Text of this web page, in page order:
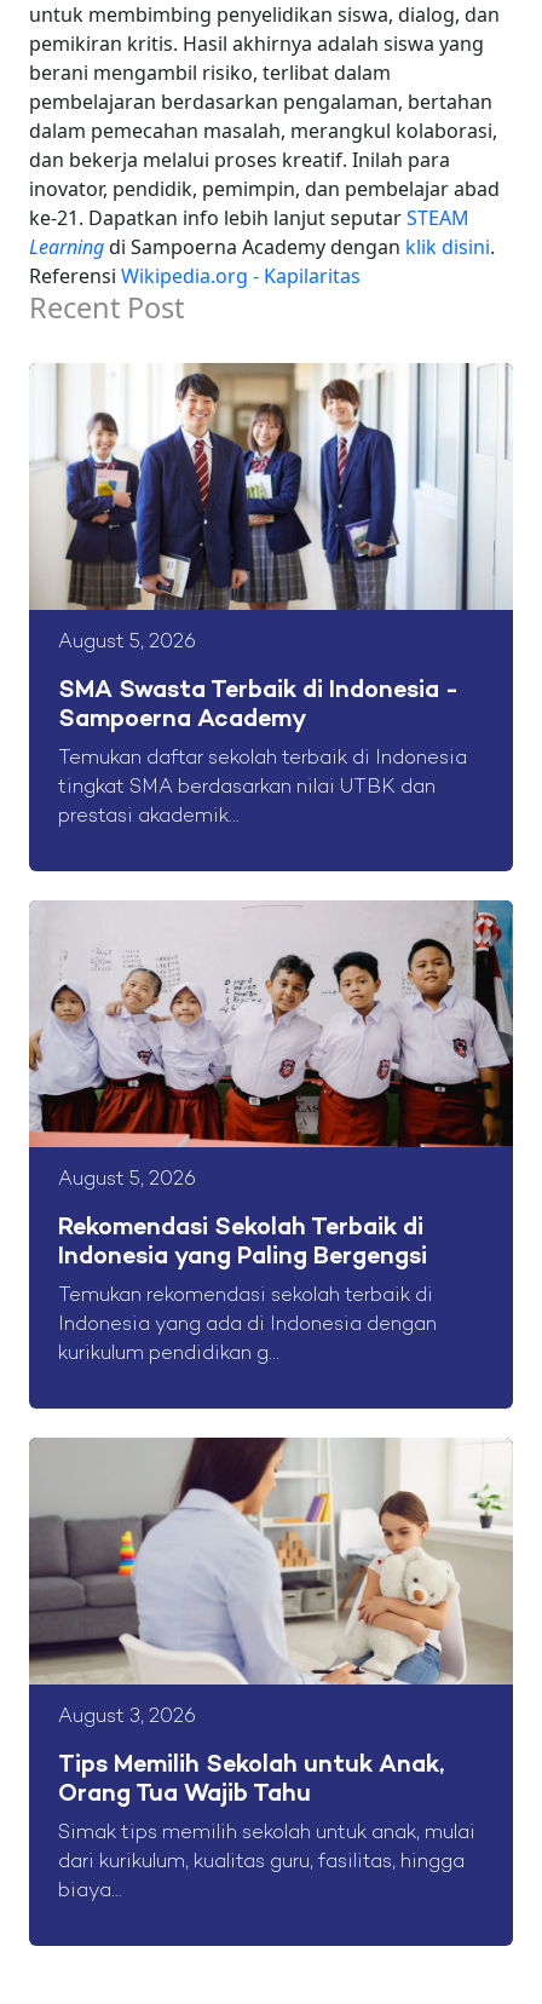
untuk membimbing penyelidikan siswa, dialog, dan
pemikiran kritis. Hasil akhirnya adalah siswa yang
berani mengambil risiko, terlibat dalam
pembelajaran berdasarkan pengalaman, bertahan
dalam pemecahan masalah, merangkul kolaborasi,
dan bekerja melalui proses kreatif. Inilah para
inovator, pendidik, pemimpin, dan pembelajar abad
ke-21. Dapatkan info lebih lanjut seputarSTEAM
Learningdi Sampoerna Academy dengan klik disini.
Referensi Wikipedia.org - Kapilaritas
Recent Post
August 5, 2026
SMA Swasta Terbaik di Indonesia -
Sampoerna Academy
Temukan daftar sekolah terbaik di Indonesia
tingkat SMA berdasarkan nilai UTBK dan
prestasi akademik...
August 5, 2026
Rekomendasi Sekolah Terbaik di
Indonesia yang Paling Bergengsi
Temukan rekomendasi sekolah terbaik di
Indonesia yang ada di Indonesia dengan
kurikulum pendidikan g...
August 3, 2026
Tips Memilih Sekolah untuk Anak,
Orang Tua Wajib Tahu
Simak tips memilih sekolah untuk anak, mulai
dari kurikulum, kualitas guru, fasilitas, hingga
biaya...